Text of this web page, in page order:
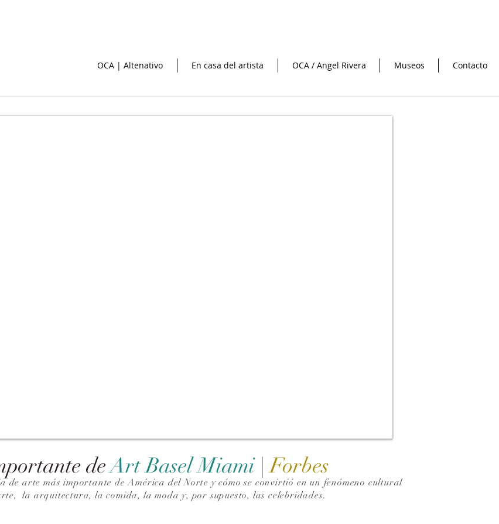
OCA | Altenativo En casa del artista OCA / Angel Rivera Museos Contacto
deArt Basel Miami |Forbes
arte más importante de América del Norte y cómo se convirtió en un fenómeno cultural
la arquitectura, la comida, la moda y, por supuesto, las celebridades.